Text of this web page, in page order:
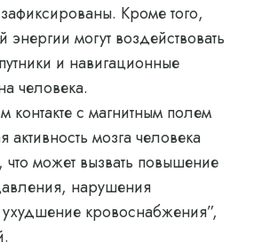
Кроме того,
энергии могут воздействовать
и навигационные
человека.
с магнитным полем
активность мозга человека
что может вызвать повышение
нарушения
кровоснабжения”,